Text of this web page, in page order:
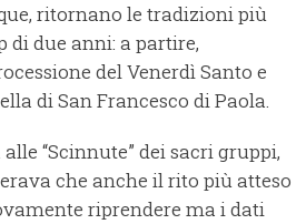
ritornano le tradizioni più
di due anni: a partire,
del Venerdì Santo e
di San Francesco di Paola.
“Scinnute” dei sacri gruppi,
che anche il rito più atteso
riprendere ma i dati